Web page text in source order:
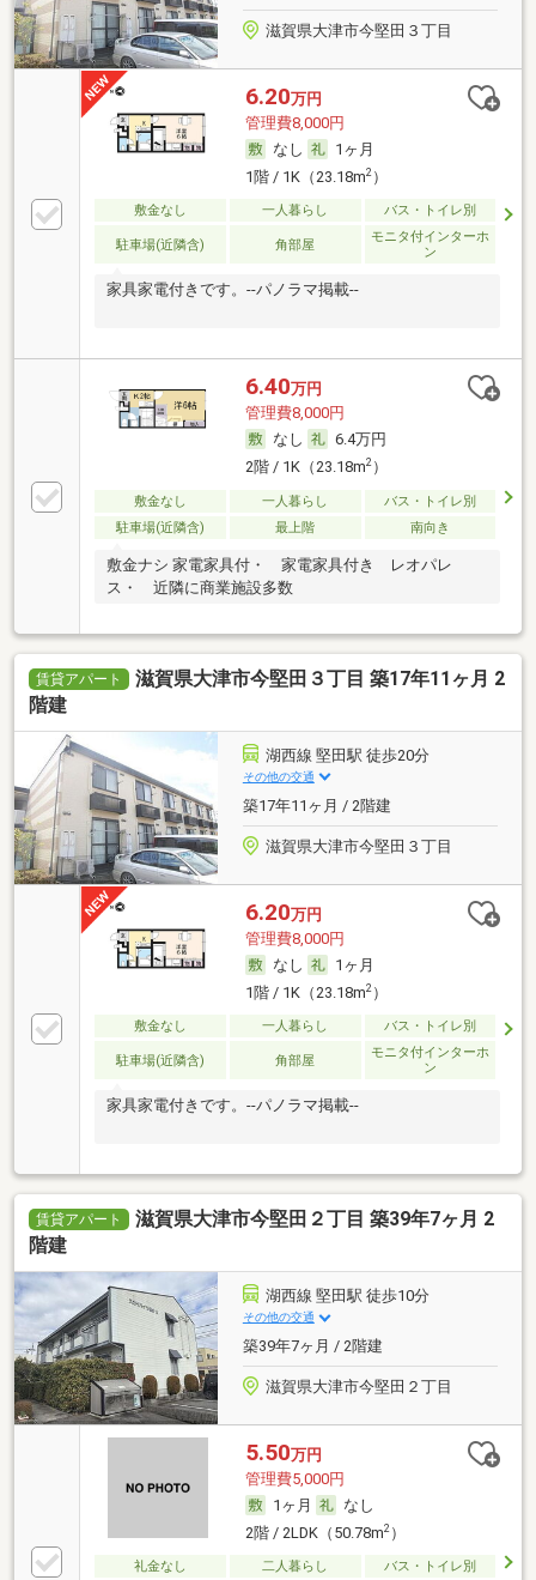
滋賀県大津市今堅田３丁目
6.20万円
管理費8,000円
なし
1ヶ月
1階 / 1K（23.18m2）
敷金なし 一人暮らし バス・トイレ別
駐車場(近隣含) 角部屋
モニタ付インターホ
ン
家具家電付きです。--パノラマ掲載--
6.40万円
管理費8,000円
なし
6.4万円
2階 / 1K（23.18m2）
敷金なし 一人暮らし
バス・トイレ別
駐車場(近隣含)
最上階 南向き
敷金ナシ 家電家具付・ 家電家具付き レオパレ
ス・ 近隣に商業施設多数
賃貸アパート
滋賀県大津市今堅田３丁目 築17年11ヶ月 2
階建
湖西線 堅田駅 徒歩20分
その他の交通
築17年11ヶ月 / 2階建
滋賀県大津市今堅田３丁目
6.20万円
管理費8,000円
なし
1ヶ月
1階 / 1K（23.18m2）
敷金なし 一人暮らし バス・トイレ別
駐車場(近隣含) 角部屋
モニタ付インターホ
ン
家具家電付きです。--パノラマ掲載--
賃貸アパート
滋賀県大津市今堅田２丁目 築39年7ヶ月 2
階建
湖西線 堅田駅 徒歩10分
その他の交通
築39年7ヶ月 / 2階建
滋賀県大津市今堅田２丁目
5.50万円
管理費5,000円
1ヶ月
なし
2階 / 2LDK（50.78m2）
礼金なし 二人暮らし
バス・トイレ別